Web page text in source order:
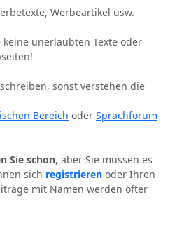
Werbeartikel usw.
keine unerlaubten Texte oder
sonst verstehen die
Bereich oder Sprachforum
Sie schon, aber Sie müssen es
sich registrieren oder Ihren
mit Namen werden öfter